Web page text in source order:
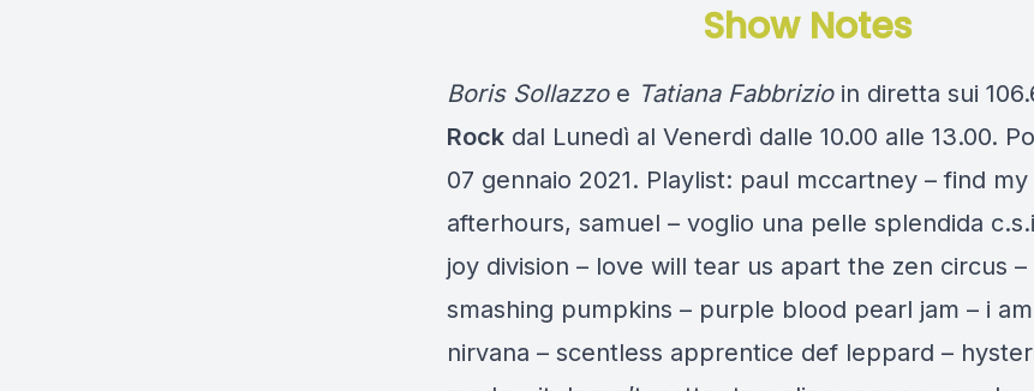
Show Notes
Boris Sollazzo e Tatiana Fabbrizioin diretta sui
Rock dal Lunedì al Venerdì dalle 10.00 alle 13.00.
07 gennaio 2021. Playlist: paul mccartney – find
afterhours, samuel – voglio una pelle splendida
joy division – love will tear us apart the zen circus –
smashing pumpkins – purple blood pearl jam – i
nirvana – scentless apprentice def leppard –